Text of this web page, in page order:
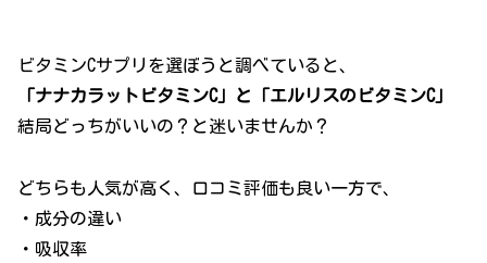
ビタミンCサプリを選ぼうと調べていると、
「ナナカラットビタミンC」と「エルリスのビタミンC」
結局どっちがいいの？と迷いませんか？
どちらも人気が高く、口コミ評価も良い一方で、
・成分の違い
・吸収率